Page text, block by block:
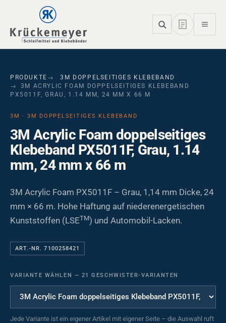
Skip to main navigation
Skip to main content
Skip to page footer
PRODUKTE
3M DOPPELSEITIGES KLEBEBAND
3M ACRYLIC FOAM DOPPELSEITIGES KLEBEBAND
PX5011F, GRAU, 1.14 MM, 24 MM X 66 M
3M · 3M DOPPELSEITIGES KLEBEBAND
3M Acrylic Foam doppelseitiges
Klebeband PX5011F, Grau, 1.14
mm, 24 mm x 66 m
3M Acrylic Foam PX5011F – Grau, 1,14 mm Dicke, 24
mm × 66 m. Hohe Haftung auf niederenergetischen
Kunststoffen (LSETM) und Automobil-Lacken.
ART.-NR. 7100258421
VARIANTE WÄHLEN — 21 GESCHWISTER-VARIANTEN
Jede Variante ist ein eigener Artikel mit eigener Seite – die Auswahl ruft